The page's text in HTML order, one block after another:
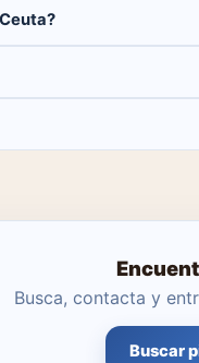
Busca, contacta y
Buscar